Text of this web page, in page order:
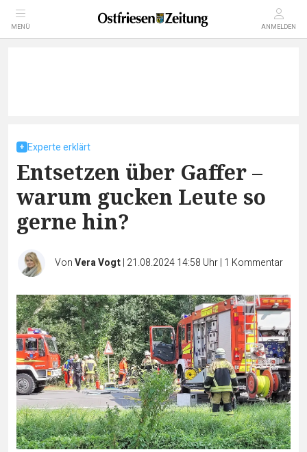
MENÜ ANMELDEN
Experte erklärt
Entsetzen über Gaffer –
warum gucken Leute so
gerne hin?
VonVera Vogt| 21.08.2024 14:58 Uhr| 1 Kommentar